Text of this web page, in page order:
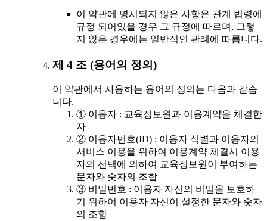
이 약관에 명시되지 않은 사항은 관계 법령에
규정 되어있을 경우 그 규정에 따르며, 그렇
지 않은 경우에는 일반적인 관례에 따릅니다.
제 4 조 (용어의 정의)
이 약관에서 사용하는 용어의 정의는 다음과 같습
니다.
① 이용자 : 교육정보원과 이용계약을 체결한
자
② 이용자번호(ID) : 이용자 식별과 이용자의
서비스 이용을 위하여 이용계약 체결시 이용
자의 선택에 의하여 교육정보원이 부여하는
문자와 숫자의 조합
③ 비밀번호 : 이용자 자신의 비밀을 보호하
기 위하여 이용자 자신이 설정한 문자와 숫자
의 조합